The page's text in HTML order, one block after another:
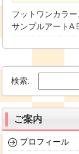
フットワンカラ
サンプルアートA
検索:
ご案内
プロフィール